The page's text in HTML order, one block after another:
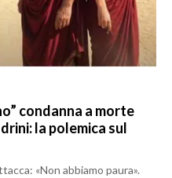
condanna a morte
la polemica sul
«Non abbiamo paura».